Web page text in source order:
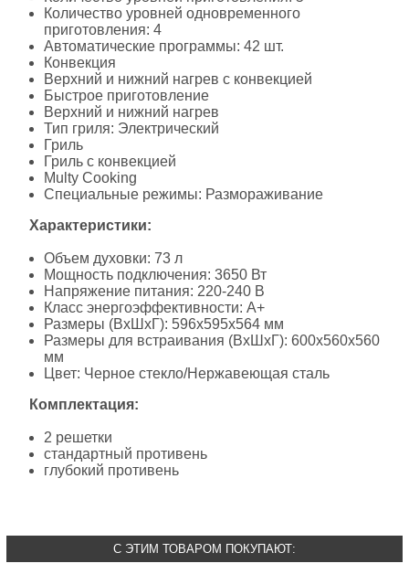
Количество уровней одновременного
приготовления: 4
Автоматические программы: 42 шт.
Конвекция
Верхний и нижний нагрев с конвекцией
Быстрое приготовление
Верхний и нижний нагрев
Тип гриля: Электрический
Гриль
Гриль с конвекцией
Multy Cooking
Специальные режимы: Размораживание
Характеристики:
Объем духовки: 73 л
Мощность подключения: 3650 Вт
Напряжение питания: 220-240 В
Класс энергоэффективности: А+
Размеры (ВхШхГ): 596x595x564 мм
Размеры для встраивания (ВхШхГ): 600x560x560
мм
Цвет: Черное стекло/Нержавеющая сталь
Комплектация:
2 решетки
стандартный противень
глубокий противень
С ЭТИМ ТОВАРОМ ПОКУПАЮТ: